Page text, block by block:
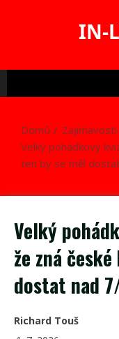
IN-
Domů
Zajímavosti
Velký pohádkový
ten by se měl
Velký
že zná
dostat nad
Richard Touš